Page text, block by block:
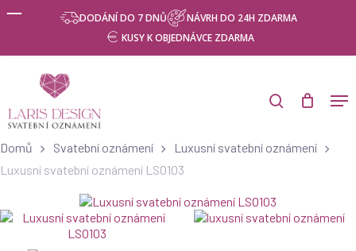
contentProducts
search
DODÁNÍ DO 7 DNŮ
NÁVRH DO 24H ZDARMA
KUSY K OBJEDNÁVCE ZDARMA
search
Domů Svatební oznámení
Luxusní svatební oznámení
Luxusní svatební oznámení LSO103